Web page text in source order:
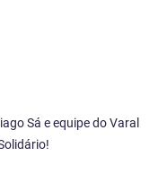
Sá e equipe do Varal